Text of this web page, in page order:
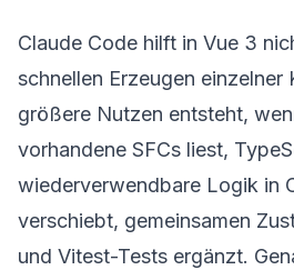
Claude Code hilft in Vue 3
schnellen Erzeugen einzelner
größere Nutzen entsteht,
vorhandene SFCs liest,
wiederverwendbare Logik in
verschiebt, gemeinsamen
und Vitest-Tests ergänzt.